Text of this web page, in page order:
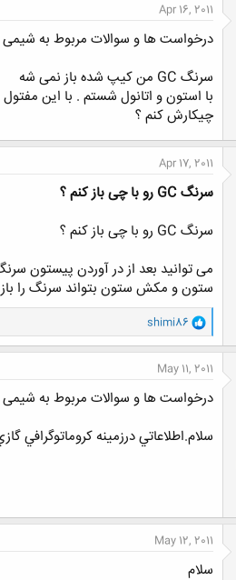
Apr 16, 2011
درخواست ها و سوالات مربوط به شیمی
سرنگ GC من کیپ شده باز نمی شه
با استون و اتانول شستم . با این
چیکارش کنم ؟
Apr 17, 2011
سرنگ GC رو با چی باز کنم ؟
سرنگ GC رو با چی باز کنم ؟
ستون و مکش ستون بتواند سرنگ را باز کند.دما
و
ا
ک
ن
ش
ه
ا
shimi86
May 11, 2011
درخواست ها و سوالات مربوط به شیمی
سلام.اطلاعاتي درزمينه كروماتوگرافي
May 12, 2011
سلام